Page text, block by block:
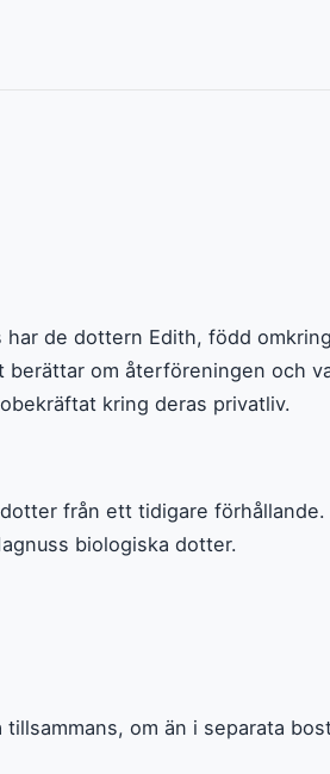
de dottern Edith, född
berättar om återföreningen och
kring deras privatliv.
från ett tidigare
biologiska dotter.
om än i separata